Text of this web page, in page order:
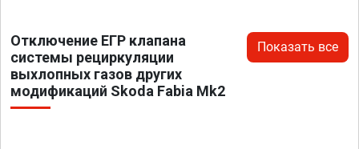
Отключение ЕГР клапана
системы рециркуляции
выхлопных газов других
модификаций Skoda Fabia Mk2
Показать все